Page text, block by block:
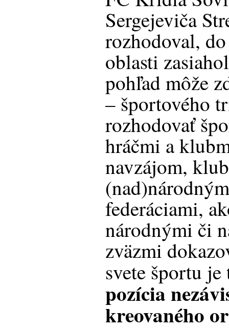
Sergejeviča
rozhodoval,
oblasti
pohľad môže
– športového
rozhodovať
hráčmi a
navzájom,
federáciami,
národnými či
zväzmi
svete športu
pozícia
kreovaného